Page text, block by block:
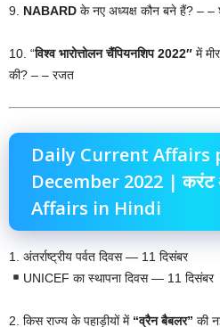
9. NABARD के नए अध्यक्ष कौन बने हैं? – –
10. “विश्व भारोत्तोलन चैंपियनशिप 2022″ में
की? – – रजत
Daily Current Affairs
December 2022 |
Affairs in Hindi
1. अंतर्राष्ट्रीय पर्वत दिवस — 11 दिसंबर
UNICEF का स्थापना दिवस — 11 दिसंबर
2. किस राज्य के पहाड़ीयों में “व्रैन बैबलर” की